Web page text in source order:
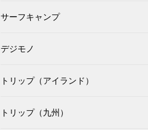
サーフキャンプ
デジモノ
トリップ（アイランド）
トリップ（九州）